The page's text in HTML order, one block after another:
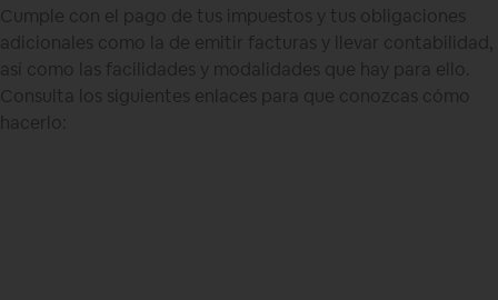
Cumple con el pago de tus impuestos y tus obligaciones
adicionales como la de emitir facturas y llevar contabilidad,
así como las facilidades y modalidades que hay para ello.
Consulta los siguientes enlaces para que conozcas cómo
hacerlo: